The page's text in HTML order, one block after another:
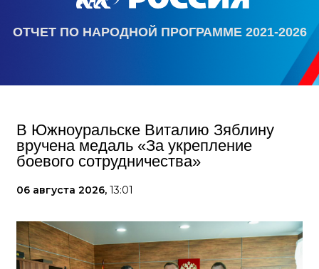
ОТЧЕТ ПО НАРОДНОЙ ПРОГРАММЕ 2021-2026
В Южноуральске Виталию Зяблину
вручена медаль «За укрепление
боевого сотрудничества»
06 августа 2026, 13:01